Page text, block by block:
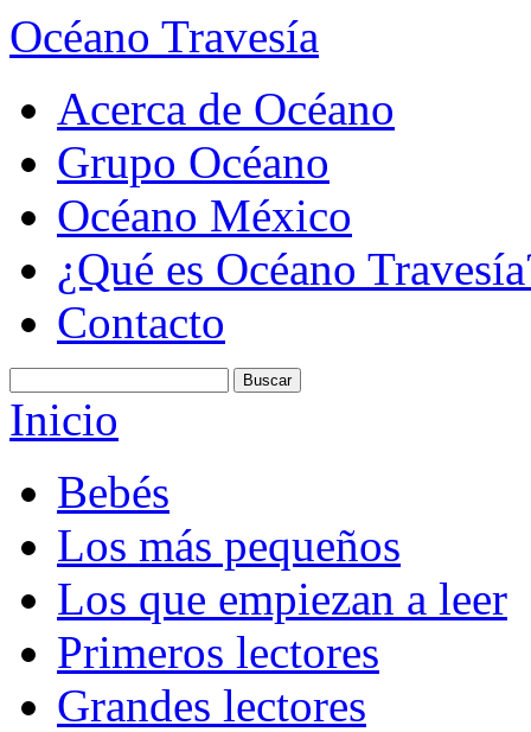
Océano Travesía
Acerca de Océano
Grupo Océano
Océano México
¿Qué es Océano
Contacto
Inicio
Bebés
Los más pequeños
Los que empiezan a leer
Primeros lectores
Grandes lectores